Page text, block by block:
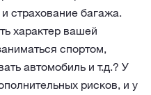
страхование багажа.
характер вашей
спортом,
автомобиль и т.д.? У
рисков, и у